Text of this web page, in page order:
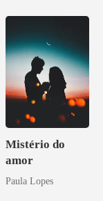
Mistério do
amor
Paula Lopes